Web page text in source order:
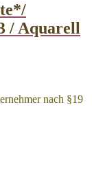
/ Aquarell
nach §19